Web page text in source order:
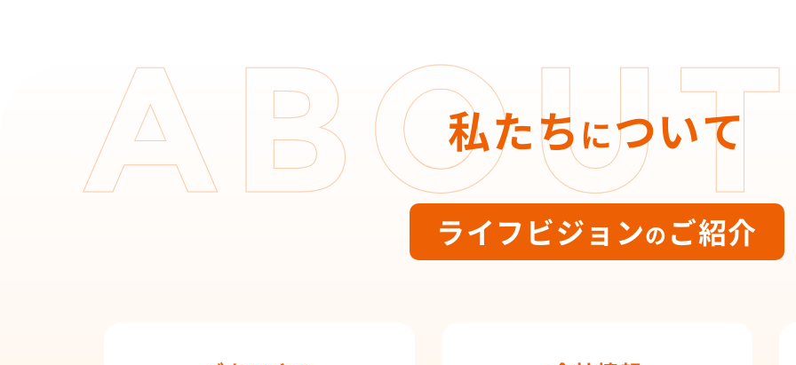
私たちについて
ライフビジョンのご紹介